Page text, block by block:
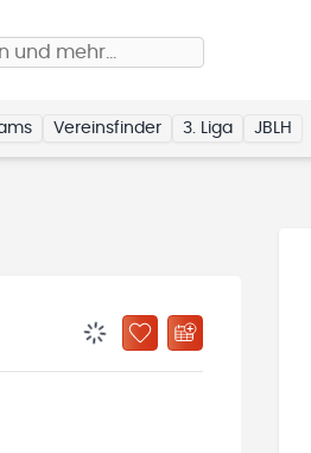
und mehr…
Vereinsfinder 3. Liga JBLH
ZU „MEINE TEAMS“